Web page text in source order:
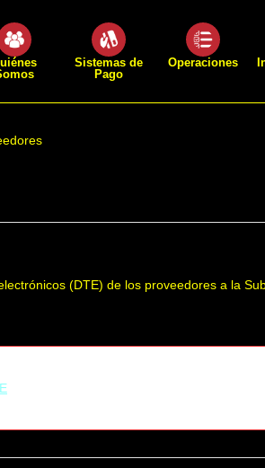
Sistemas de
Pago
Operaciones
(DTE) de los proveedores a la